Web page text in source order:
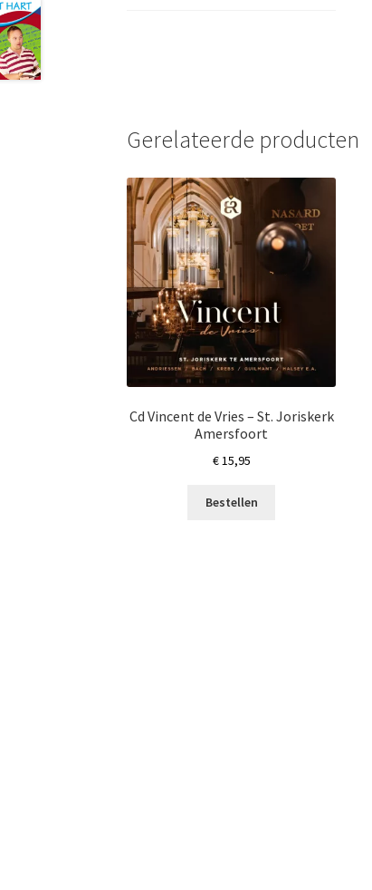
Gerelateerde producten
Cd Vincent de Vries – St. Joriskerk
Amersfoort
€15,95
Bestellen